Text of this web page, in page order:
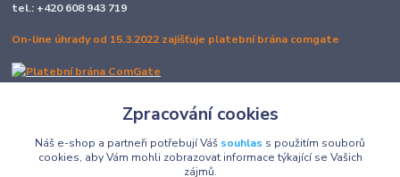
tel.: +420 608 943 719
On-line úhrady od 15.3.2022 zajišťuje platební brána comgate
Zpracování cookies
Náš e-shop a partneři potřebují Váš souhlas s použitím souborů
cookies, aby Vám mohli zobrazovat informace týkající se Vašich
zájmů.